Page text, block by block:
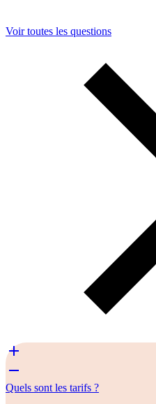
Voir toutes les questions
Quels sont les tarifs ?